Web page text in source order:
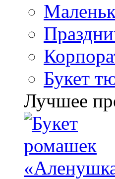
Букет
Лучшее